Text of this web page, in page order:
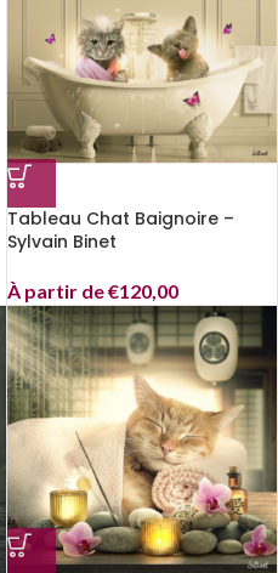
Tableau Chat Baignoire –
Sylvain Binet
À partir de€120,00